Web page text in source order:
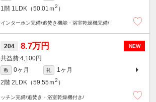
1階 1LDK（50.01ｍ2 ）
ンターホン完備/追焚き機能・浴室乾燥機完備/
NEW
204 8.7万円
4,100円
敷 0ヶ月 礼
1ヶ月
2階 2LDK（59.55ｍ2 ）
ッチン完備/追焚き・浴室乾燥機付き/